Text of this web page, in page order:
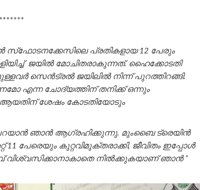
സ്‌ഫോടനക്കേസിലെ പ്രതികളായ 12 പേരും
ജയില്‍ മോചിതരാകുന്നത്. ഹൈക്കോടതി
സെന്‍ട്രല്‍ ജയിലില്‍ നിന്ന് പുറത്തിറങ്ങി.
എന്ന ചോദ്യത്തിന് തനിക്ക് ഒന്നും
ആയതിന് ശേഷം കോടതിയോടും
പറയാൻ ഞാൻ ആഗ്രഹിക്കുന്നു. മുംബൈ ട്രെയിൻ
കുറ്റവിമുക്തരാക്കി, ജീവിതം ഇപ്പോള്‍
വിശ്വസിക്കാനാകാതെ നില്‍ക്കുകയാണ് ഞാന്‍ ”